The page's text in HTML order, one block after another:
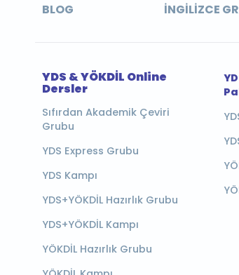
BLOG İNGILIZCE
YDS & YÖKDİL Online
Dersler
Sıfırdan Akademik Çeviri
Grubu
YDS Express Grubu
YDS Kampı
YDS+YÖKDİL Hazırlık Grubu
YDS+YÖKDİL Kampı
YÖKDİL Hazırlık Grubu